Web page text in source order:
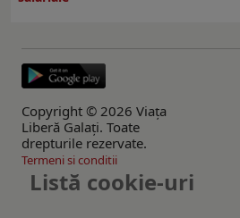
Copyright © 2026 Viaţa
Liberă Galaţi. Toate
drepturile rezervate.
Termeni si conditii
Listă cookie-uri